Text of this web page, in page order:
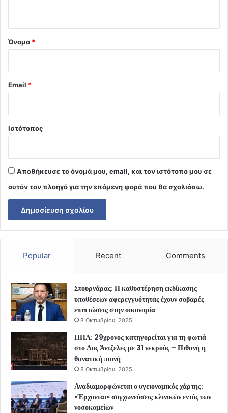
Όνομα *
Email *
Ιστότοπος
Αποθήκευσε το όνομά μου, email, και τον ιστότοπο μου σε
αυτόν τον πλοηγό για την επόμενη φορά που θα σχολιάσω.
Popular Recent Comments
Στουρνάρας: Η καθυστέρηση εκδίκασης
υποθέσεων αφερεγγυότητας έχουν σοβαρές
επιπτώσεις στην οικονομία
8 Οκτωβρίου, 2025
ΗΠΑ: 29χρονος κατηγορείται για τη φωτιά
στο Λος Άντζελες με 31 νεκρούς – Πιθανή η
θανατική ποινή
8 Οκτωβρίου, 2025
Αναδιαμορφώνεται ο υγειονομικός χάρτης:
«Έρχονται» συγχωνεύσεις κλινικών εντός των
νοσοκομείων